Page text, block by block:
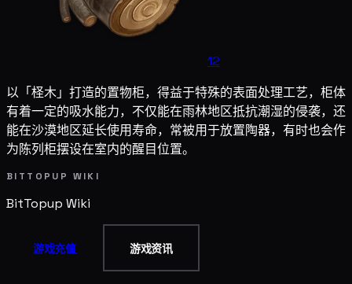
12
以「柽木」打造的置物柜，得益于特殊的表面处理工艺，柜体
有着一定的吸水能力，不仅能在雨林地区抵抗潮湿的侵袭，还
能在沙漠地区延长使用寿命，常被用于放置陶器，有时也会作
为陈列柜摆设在室内的醒目位置。
BITTOPUP WIKI
BitTopup Wiki
游戏充值 游戏资讯